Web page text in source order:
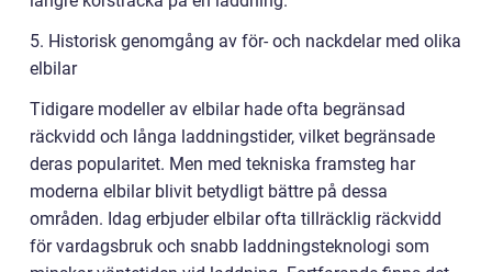
5. Historisk genomgång av för- och nackdelar med olika
elbilar
Tidigare modeller av elbilar hade ofta begränsad
räckvidd och långa laddningstider, vilket begränsade
deras popularitet. Men med tekniska framsteg har
moderna elbilar blivit betydligt bättre på dessa
områden. Idag erbjuder elbilar ofta tillräcklig räckvidd
för vardagsbruk och snabb laddningsteknologi som